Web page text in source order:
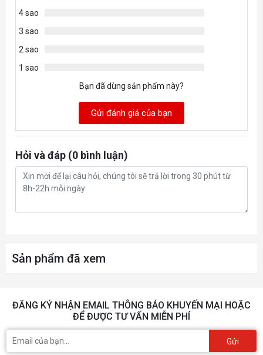
4 sao
3 sao
2 sao
1 sao
Bạn đã dùng sản phẩm này?
Gửi đánh giá của bạn
Hỏi và đáp (0 bình luận)
Sản phẩm đã xem
ĐĂNG KÝ NHẬN EMAIL THÔNG BÁO KHUYẾN MẠI HOẶC
ĐỂ ĐƯỢC TƯ VẤN MIỄN PHÍ
Gửi